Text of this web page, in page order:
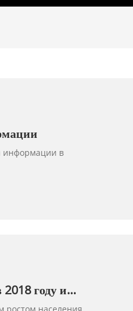
информации в
году и